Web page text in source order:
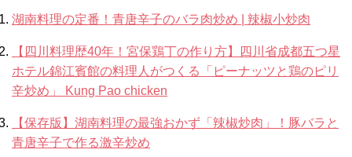
湖南料理の定番！青唐辛子のバラ肉炒め | 辣椒小炒肉
【四川料理歴40年！宮保鶏丁の作り方】四川省成都五つ星
ホテル錦江賓館の料理人がつくる「ピーナッツと鶏のピリ
辛炒め」 Kung Pao chicken
【保存版】湖南料理の最強おかず「辣椒炒肉」！豚バラと
青唐辛子で作る激辛炒め